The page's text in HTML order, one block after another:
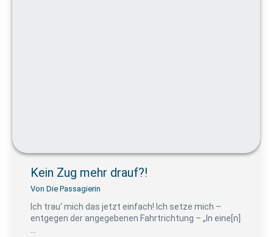
Kein Zug mehr drauf?!
Von Die Passagierin
Ich trau‘ mich das jetzt einfach! Ich setze mich –
entgegen der angegebenen Fahrtrichtung – „In eine[n]